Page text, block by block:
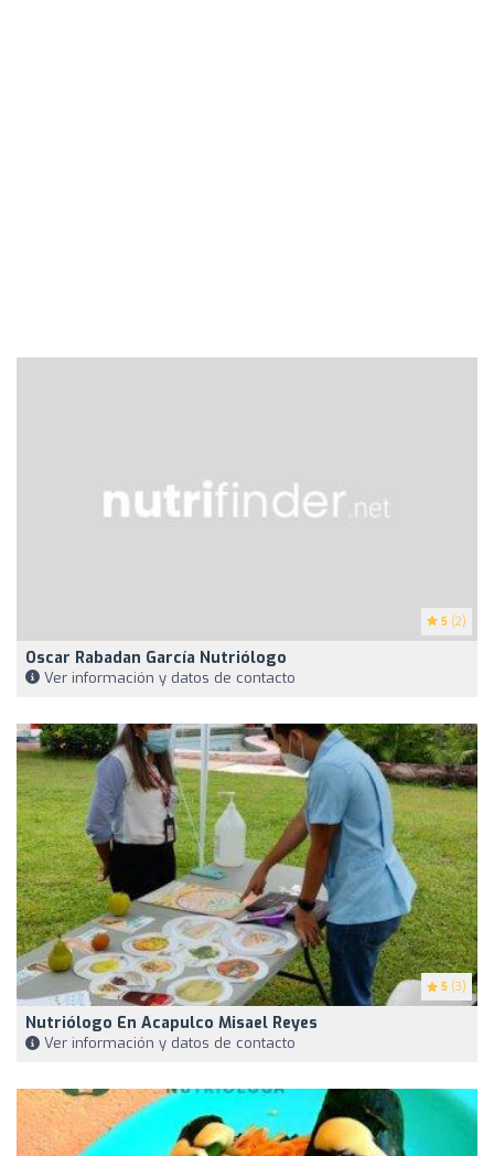
5 (2)
Oscar Rabadan García Nutriólogo
Ver información y datos de contacto
5 (3)
Nutriólogo En Acapulco Misael Reyes
Ver información y datos de contacto